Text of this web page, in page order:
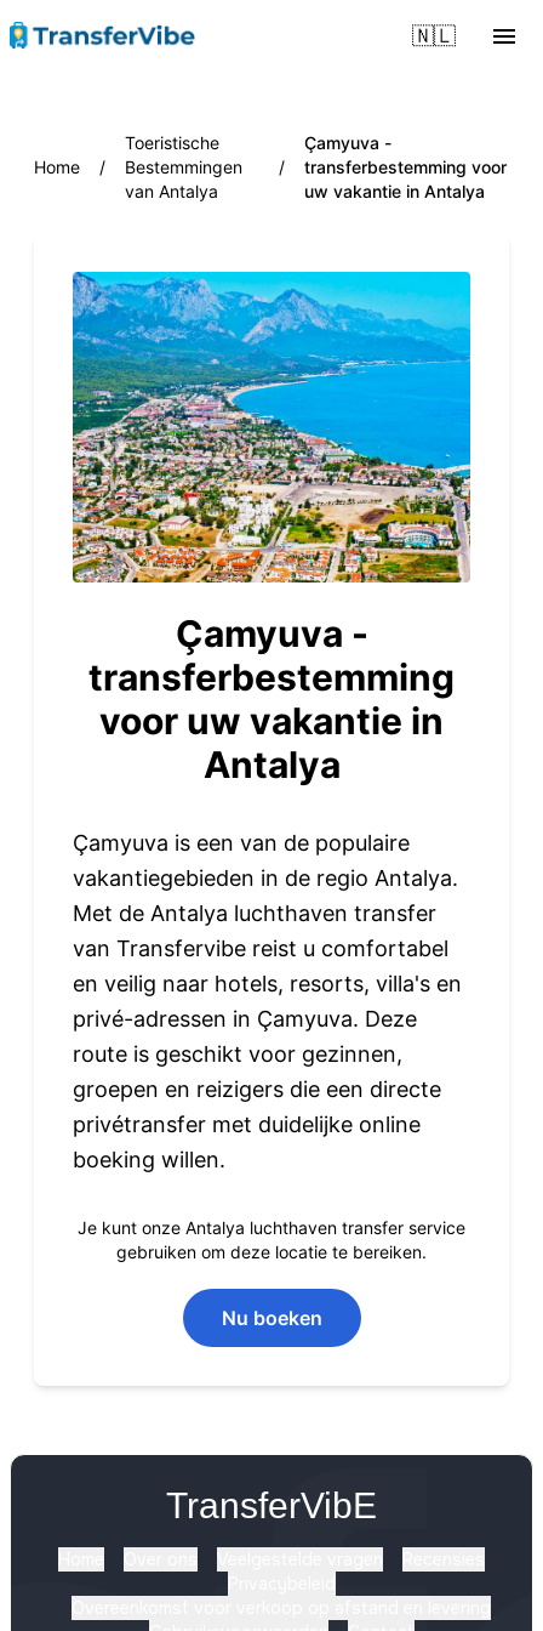
🇳🇱
Home /
Toeristische
Bestemmingen
van Antalya
/
Çamyuva -
transferbestemming voor
uw vakantie in Antalya
Çamyuva -
transferbestemming
voor uw vakantie in
Antalya
Çamyuva is een van de populaire
vakantiegebieden in de regio Antalya.
Met de Antalya luchthaven transfer
van Transfervibe reist u comfortabel
en veilig naar hotels, resorts, villa's en
privé-adressen in Çamyuva. Deze
route is geschikt voor gezinnen,
groepen en reizigers die een directe
privétransfer met duidelijke online
boeking willen.
Je kunt onze Antalya luchthaven transfer service
gebruiken om deze locatie te bereiken.
Nu boeken
TransferVibE